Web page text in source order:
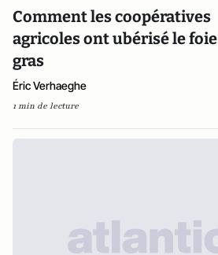
Comment les coopératives
agricoles ont ubérisé le foie
gras
Éric Verhaeghe
1 min de lecture